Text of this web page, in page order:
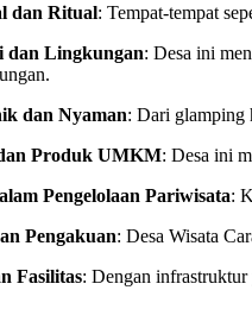
dan Ritual: Tempat-tempat
dan Lingkungan: Desa ini
dan Nyaman: Dari glamping
Produk UMKM: Desa ini
Pengelolaan Pariwisata:
Pengakuan: Desa Wisata
Fasilitas: Dengan infrastruktur